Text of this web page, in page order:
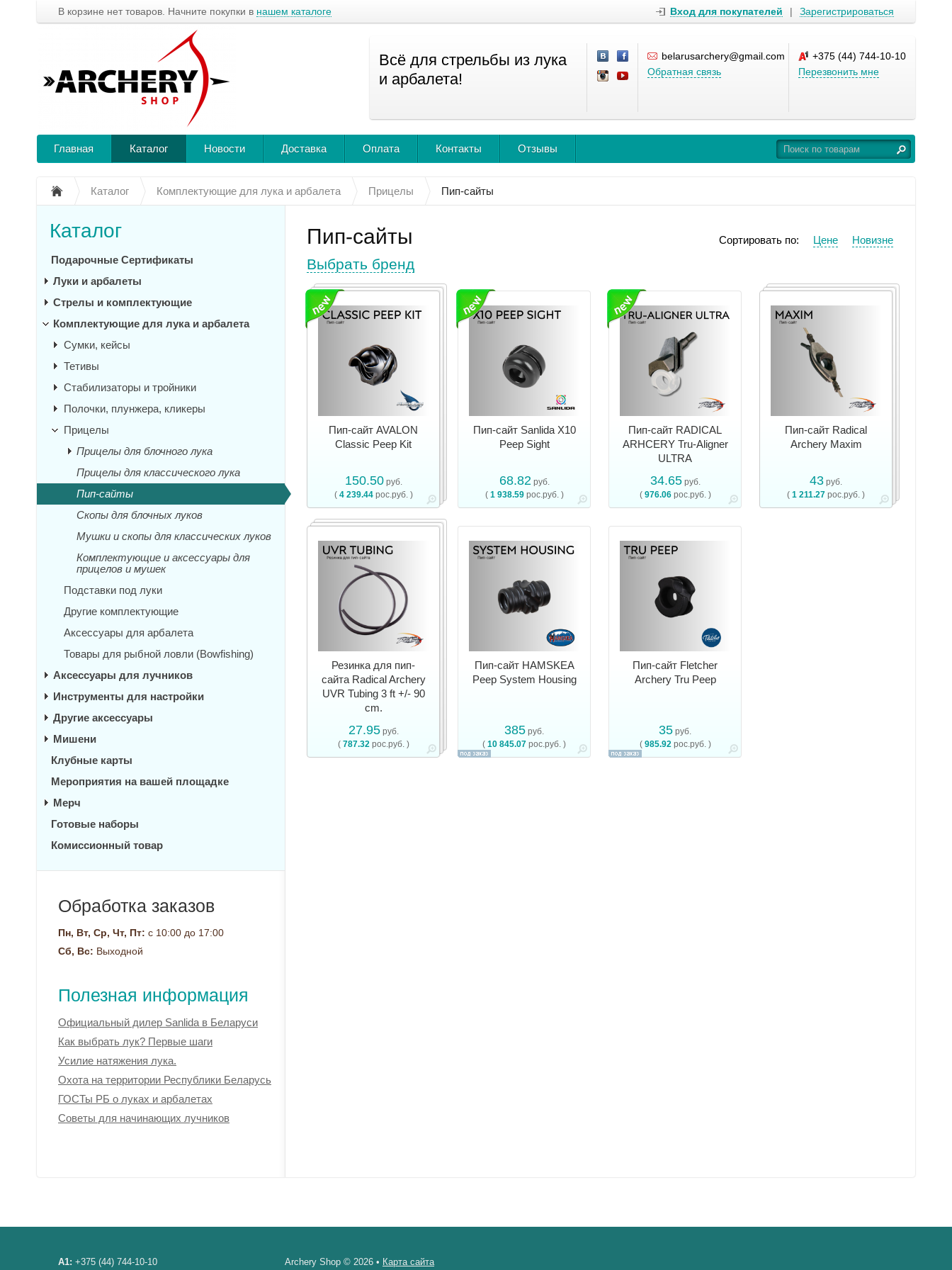
В корзине нет товаров. Начните покупки в нашем каталоге Вход для покупателей | Зарегистрироваться
Всё для стрельбы из лука
и арбалета!
belarusarchery@gmail.com
Обратная связь
+375 (44) 744-10-10
Перезвонить мне
Главная Каталог Новости Доставка Оплата Контакты Отзывы
Каталог Комплектующие для лука и арбалета Прицелы Пип-сайты
Пип-сайты Новизне
Цене
Сортировать по:
Выбрать бренд
Пип-сайт AVALON
Classic Peep Kit
150.50руб.
( 4 239.44рос.руб. )
Пип-сайт Sanlida X10
Peep Sight
68.82руб.
( 1 938.59рос.руб. )
Пип-сайт RADICAL
ARHCERY Tru-Aligner
ULTRA
34.65руб.
( 976.06рос.руб. )
Пип-сайт Radical
Archery Maxim
43 руб.
( 1 211.27 рос.руб. )
Резинка для пип-
сайта Radical Archery
UVR Tubing 3 ft +/- 90
cm.
27.95руб.
( 787.32рос.руб. )
Пип-сайт HAMSKEA
Peep System Housing
385 руб.
( 10 845.07 рос.руб. )
Пип-сайт Fletcher
Archery Tru Peep
35 руб.
( 985.92рос.руб. )
Каталог
Подарочные Сертификаты
Луки и арбалеты
Стрелы и комплектующие
Комплектующие для лука и арбалета
Сумки, кейсы
Тетивы
Стабилизаторы и тройники
Полочки, плунжера, кликеры
Прицелы
Прицелы для блочного лука
Прицелы для классического лука
Пип-сайты
Скопы для блочных луков
Мушки и скопы для классических луков
Комплектующие и аксессуары для
прицелов и мушек
Подставки под луки
Другие комплектующие
Аксессуары для арбалета
Товары для рыбной ловли (Bowfishing)
Аксессуары для лучников
Инструменты для настройки
Другие аксессуары
Мишени
Клубные карты
Мероприятия на вашей площадке
Мерч
Готовые наборы
Комиссионный товар
Обработка заказов
Пн, Вт, Ср, Чт, Пт: с 10:00 до 17:00
Сб, Вс: Выходной
Полезная информация
Официальный дилер Sanlida в Беларуси
Как выбрать лук? Первые шаги
Усилие натяжения лука.
Охота на территории Республики Беларусь
ГОСТы РБ о луках и арбалетах
Советы для начинающих лучников
A1: +375 (44) 744-10-10 Archery Shop © 2026 • Карта сайта